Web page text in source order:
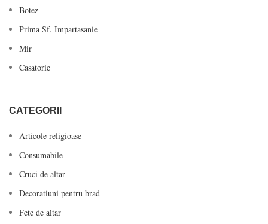
Botez
Prima Sf. Impartasanie
Mir
Casatorie
CATEGORII
Articole religioase
Consumabile
Cruci de altar
Decoratiuni pentru brad
Fete de altar